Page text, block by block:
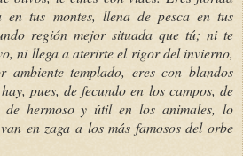
en tus montes, llena de pesca en tus
región mejor situada que tú; ni te
ni llega a aterirte el rigor del invierno,
ambiente templado, eres con blandos
pues, de fecundo en los campos, de
de hermoso y útil en los animales, lo
en zaga a los más famosos del orbe